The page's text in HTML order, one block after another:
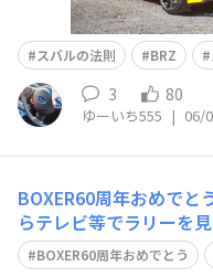
スバルの法則 BRZ
3 80
ゆーいち555 | 06/
BOXER60周年おめでと
らテレビ等でラリーを
ンプレッサなどを見て
たいと思っていて仕事
BOXER60周年おめでとう